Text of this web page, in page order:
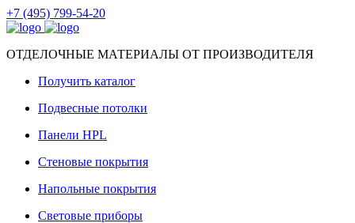
+7 (495) 799-54-20
ОТДЕЛОЧНЫЕ МАТЕРИАЛЫ ОТ ПРОИЗВОДИТЕЛЯ
Получить каталог
Подвесные потолки
Панели HPL
Стеновые покрытия
Напольные покрытия
Световые приборы